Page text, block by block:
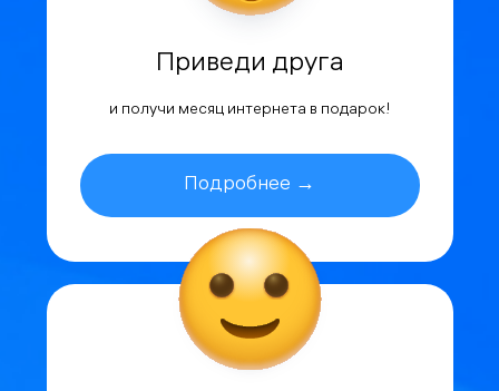
Приведи друга
и получи месяц интернета в подарок!
Подробнее →